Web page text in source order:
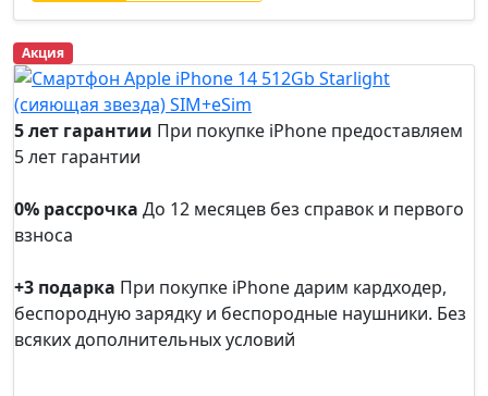
Акция
5 лет гарантии При покупке iPhone предоставляем
5 лет гарантии
0% рассрочка До 12 месяцев без справок и первого
взноса
+3 подарка При покупке iPhone дарим кардходер,
беспородную зарядку и беспородные наушники. Без
всяких дополнительных условий